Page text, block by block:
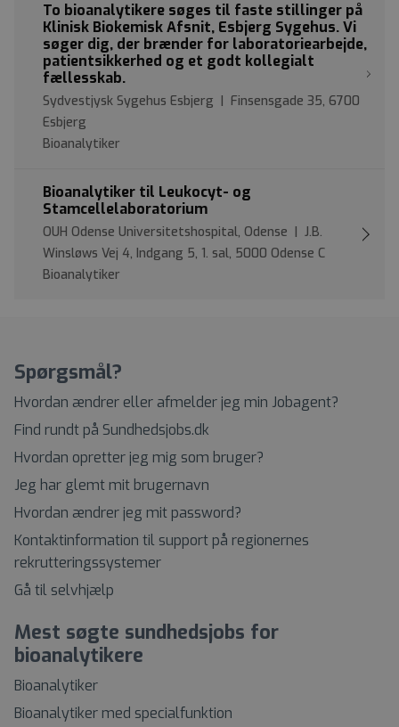
To bioanalytikere søges til faste stillinger på
Klinisk Biokemisk Afsnit, Esbjerg Sygehus. Vi
søger dig, der brænder for laboratoriearbejde,
patientsikkerhed og et godt kollegialt
fællesskab.
Sydvestjysk Sygehus Esbjerg | Finsensgade 35, 6700
Esbjerg
Bioanalytiker
Bioanalytiker til Leukocyt- og
Stamcellelaboratorium
OUH Odense Universitetshospital, Odense | J.B.
Winsløws Vej 4, Indgang 5, 1. sal, 5000 Odense C
Bioanalytiker
Spørgsmål?
Hvordan ændrer eller afmelder jeg min Jobagent?
Find rundt på Sundhedsjobs.dk
Hvordan opretter jeg mig som bruger?
Jeg har glemt mit brugernavn
Hvordan ændrer jeg mit password?
Kontaktinformation til support på regionernes
rekrutteringssystemer
Gå til selvhjælp
Mest søgte sundhedsjobs for
bioanalytikere
Bioanalytiker
Bioanalytiker med specialfunktion